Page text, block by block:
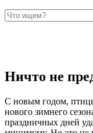
Ничто не
С новым годом,
нового зимнего
праздничных дней